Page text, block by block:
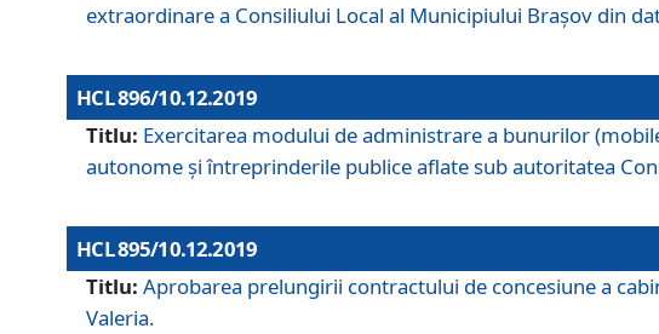
extraordinare a Consiliului Local al Municipiului Brașov din
HCL 896/10.12.2019
Titlu: Exercitarea modului de administrare a bunurilor
autonome și întreprinderile publice aflate sub autoritatea
HCL 895/10.12.2019
Titlu: Aprobarea prelungirii contractului de concesiune a
Valeria.